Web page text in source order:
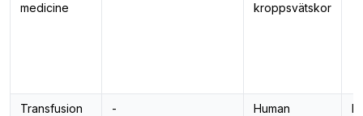
medicine
kroppsvätskor
Transfusion
-
Human